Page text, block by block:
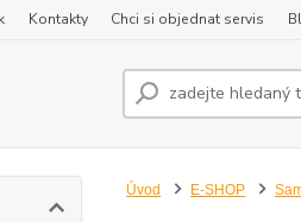
Kontakty Chci si objednat servis
Úvod E-SHOP